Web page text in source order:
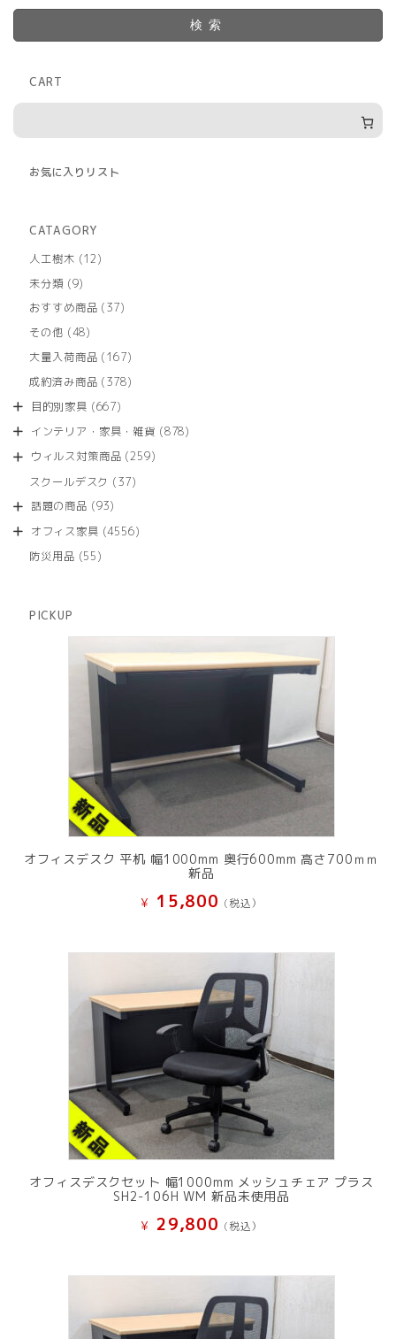
検索
CART
お気に入りリスト
CATAGORY
人工樹木
1212
商
未分類 99
の
商
おすすめ商品 3737
商
その他 4848
の
商
大量入荷商品 167167
の
成約済み商品 378378
商
目的別家具 667667
の
商
インテリア・家具・雑貨 878878
ウィルス対策商品 259259
スクールデスク 3737
商
話題の商品 9393
の
オフィス家具 45564556
防災用品 5555
PICKUP
オフィスデスク 平机 幅1000mm 奥行600mm 高さ700ｍｍ
新品
¥ 15,800 (税込）
オフィスデスクセット 幅1000mm メッシュチェア プラス
SH2-106H WM 新品未使用品
¥ 29,800 (税込）